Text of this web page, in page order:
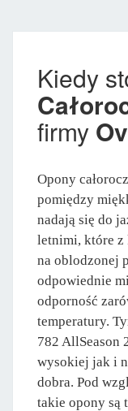
Kiedy
firmy
Opony
pomiędzy
nadają się do
letnimi, które z
na oblodzonej
odpowiednie
odporność
temperatury.
782 AllSeason
wysokiej jak i
dobra. Pod
takie opony są